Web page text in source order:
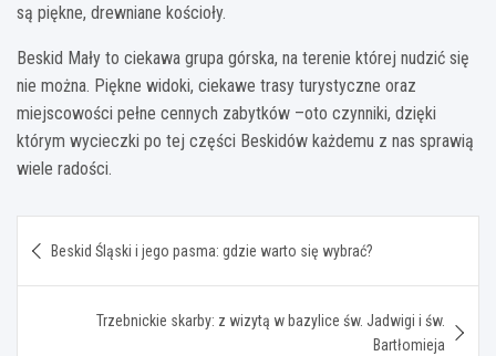
są piękne, drewniane kościoły.
Beskid Mały to ciekawa grupa górska, na terenie której nudzić się
nie można. Piękne widoki, ciekawe trasy turystyczne oraz
miejscowości pełne cennych zabytków –oto czynniki, dzięki
którym wycieczki po tej części Beskidów każdemu z nas sprawią
wiele radości.
wpisu
Beskid Śląski i jego pasma: gdzie warto się wybrać?
Trzebnickie skarby: z wizytą w bazylice św. Jadwigi i św.
Bartłomieja